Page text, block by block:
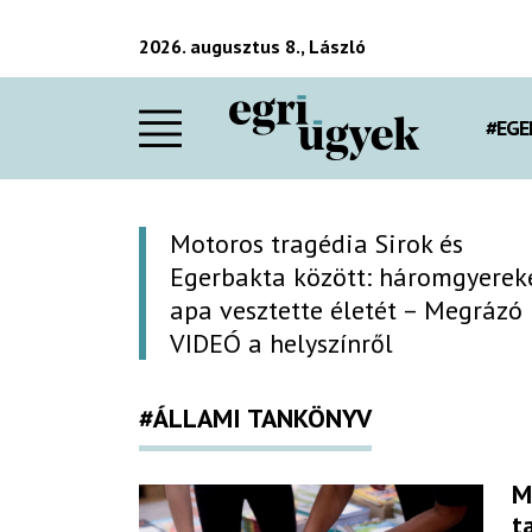
2026. augusztus 8., László
Motoros tragédia Sirok és
Egerbakta között:
apa vesztette életét – Megrázó
VIDEÓ a helyszínről
#ÁLLAMI TANKÖNYV